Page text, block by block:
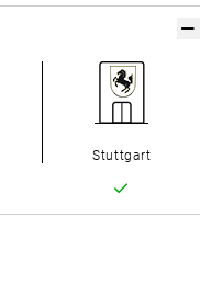
Stuttgart